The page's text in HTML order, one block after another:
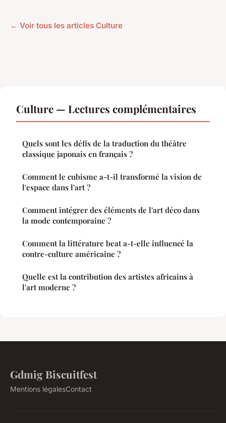
← Voir tous les articles Culture
Culture — Lectures complémentaires
Quels sont les défis de la traduction du théâtre
classique japonais en français ?
Comment le cubisme a-t-il transformé la vision de
l'espace dans l'art ?
Comment intégrer des éléments de l'art déco dans
la mode contemporaine ?
Comment la littérature beat a-t-elle influencé la
contre-culture américaine ?
Quelle est la contribution des artistes africains à
l'art moderne ?
Gdmig Biscuitfest
Mentions légalesContact